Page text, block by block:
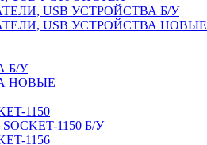
USB УСТРОЙСТВА Б/У
USB УСТРОЙСТВА НОВЫЕ
Б/У
НОВЫЕ
1150
1150 Б/У
1156